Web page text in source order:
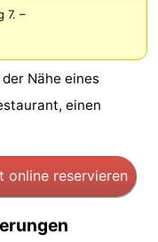
7. –
Nähe eines
einen
online reservieren